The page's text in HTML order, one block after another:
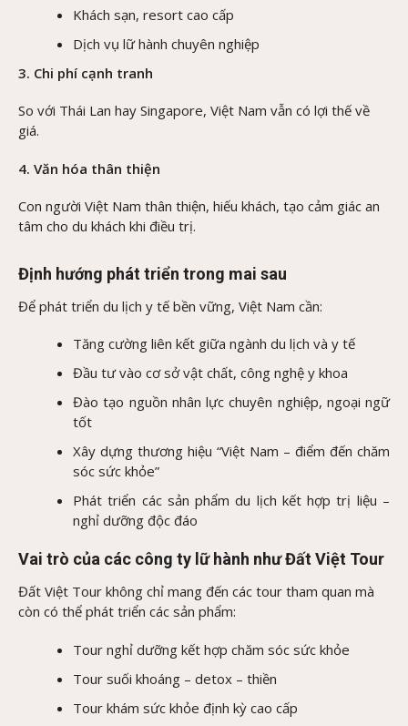
Khách sạn, resort cao cấp
Dịch vụ lữ hành chuyên nghiệp
3. Chi phí cạnh tranh
So với Thái Lan hay Singapore, Việt Nam vẫn có lợi thế về
giá.
4. Văn hóa thân thiện
Con người Việt Nam thân thiện, hiếu khách, tạo cảm giác an
tâm cho du khách khi điều trị.
Định hướng phát triển trong mai sau
Để phát triển du lịch y tế bền vững, Việt Nam cần:
Tăng cường liên kết giữa ngành du lịch và y tế
Đầu tư vào cơ sở vật chất, công nghệ y khoa
Đào tạo nguồn nhân lực chuyên nghiệp, ngoại ngữ
tốt
Xây dựng thương hiệu “Việt Nam – điểm đến chăm
sóc sức khỏe”
Phát triển các sản phẩm du lịch kết hợp trị liệu –
nghỉ dưỡng độc đáo
Vai trò của các công ty lữ hành như Đất Việt Tour
Đất Việt Tour không chỉ mang đến các tour tham quan mà
còn có thể phát triển các sản phẩm:
Tour nghỉ dưỡng kết hợp chăm sóc sức khỏe
Tour suối khoáng – detox – thiền
Tour khám sức khỏe định kỳ cao cấp